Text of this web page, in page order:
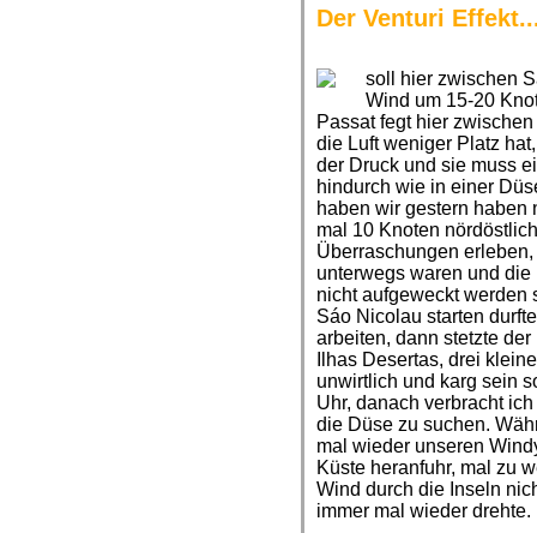
Der Venturi
soll hier zwischen
Wind um 15-20
Passat fegt hier
die Luft weniger Platz
der Druck und sie muss
hindurch wie in einer
haben wir gestern haben
mal 10 Knoten
Überraschungen
unterwegs waren und
nicht aufgeweckt werden
Sáo Nicolau starten
arbeiten, dann stetzte
Ilhas Desertas, drei
unwirtlich und karg sein
Uhr, danach verbracht
die Düse zu suchen.
mal wieder unseren
Küste heranfuhr, mal zu
Wind durch die Inseln
immer mal wieder drehte.